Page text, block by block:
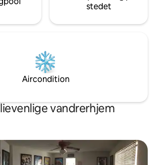
stedet
Aircondition
vandrerhjem